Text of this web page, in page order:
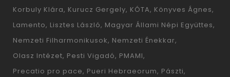
Korbuly Klára Kurucz Gergely KÓTA Könyves Ágnes
Lamento Lisztes László Magyar Állami Népi Együttes
Nemzeti Filharmonikusok Nemzeti Énekkar
Olasz Intézet Pesti Vigadó PMAMI
Precatio pro pace Pueri Hebraeorum Pászti